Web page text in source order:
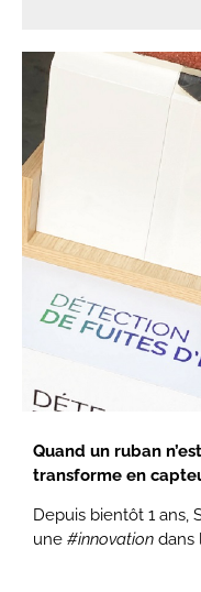
Quand un ruban
transforme en
Depuis bientôt 1 ans,
une #innovation dans